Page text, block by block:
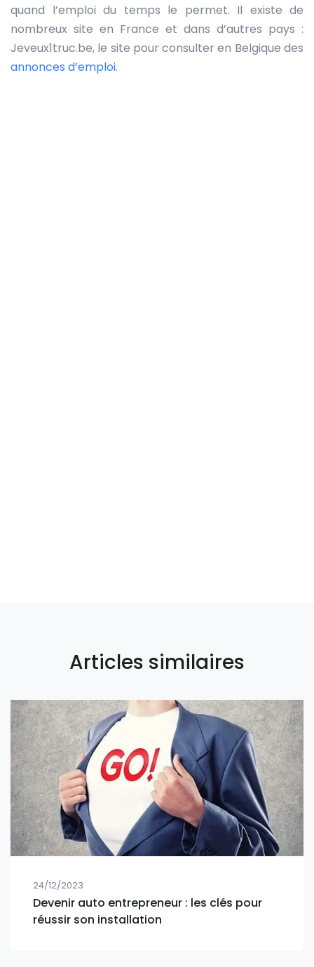
quand l’emploi du temps le permet. Il existe de
nombreux site en France et dans d’autres pays :
Jeveux1truc.be, le site pour consulter en Belgique des
annonces d’emploi.
Articles similaires
24/12/2023
Devenir auto entrepreneur : les clés pour
réussir son installation